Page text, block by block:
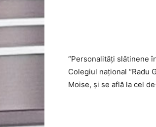
“Personalități slătinene
Colegiul național “Radu
Moise, și se află la cel